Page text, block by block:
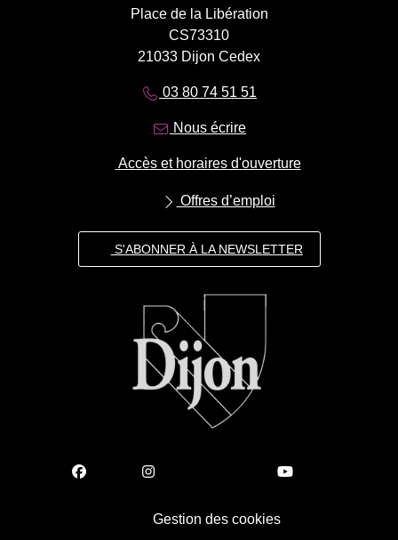
Place de la Libération
CS73310
21033 Dijon Cedex
03 80 74 51 51
Nous écrire
Accès et horaires d'ouverture
Offres d’emploi
S'ABONNER À LA NEWSLETTER
Gestion des cookies